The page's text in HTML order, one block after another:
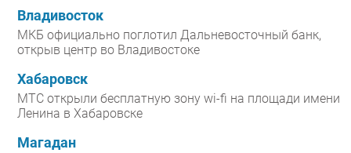
Владивосток
МКБ официально поглотил Дальневосточный банк,
открыв центр во Владивостоке
Хабаровск
МТС открыли бесплатную зону wi-fi на площади имени
Ленина в Хабаровске
Магадан